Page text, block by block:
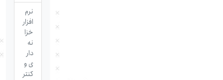
نرم
افزار
خزا
نه
دار
ی و
کنتر